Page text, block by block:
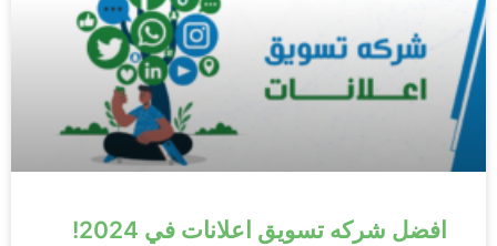
افضل شركه تسويق اعلانات في 2024!